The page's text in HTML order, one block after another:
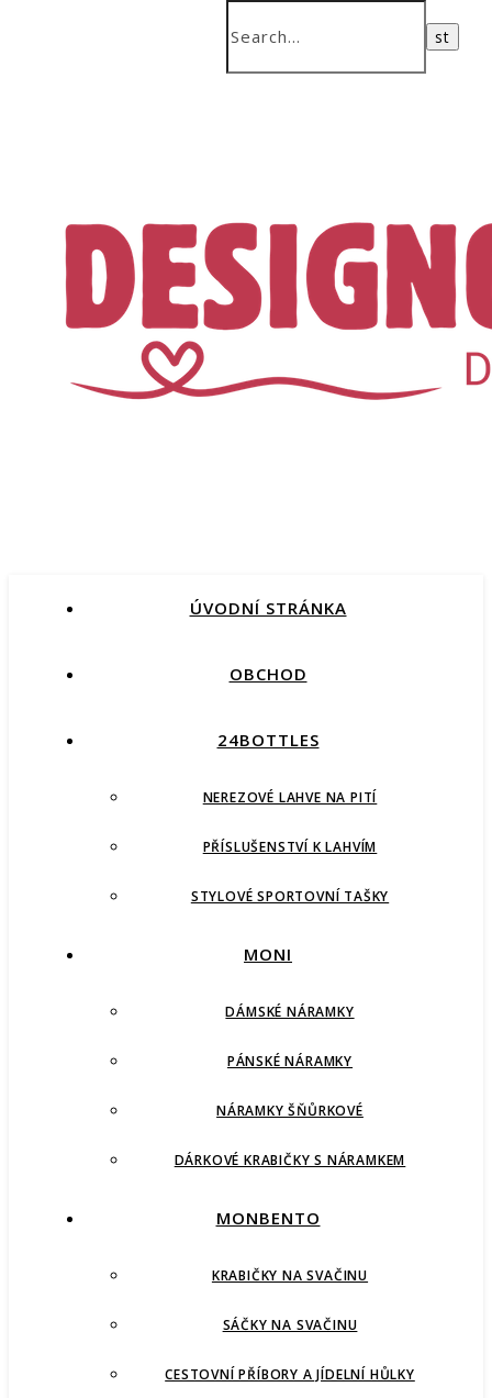
ÚVODNÍ STRÁNKA
OBCHOD
24BOTTLES
NEREZOVÉ LAHVE NA PITÍ
PŘÍSLUŠENSTVÍ K LAHVÍM
STYLOVÉ SPORTOVNÍ TAŠKY
MONI
DÁMSKÉ NÁRAMKY
PÁNSKÉ NÁRAMKY
NÁRAMKY ŠŇŮRKOVÉ
DÁRKOVÉ KRABIČKY S NÁRAMKEM
MONBENTO
KRABIČKY NA SVAČINU
SÁČKY NA SVAČINU
CESTOVNÍ PŘÍBORY A JÍDELNÍ HŮLKY